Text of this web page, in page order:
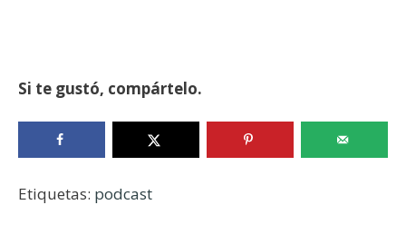
Si te gustó, compártelo.
Etiquetas: podcast